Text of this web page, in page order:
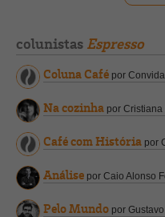
colunistas Espresso
Coluna Café por
Na cozinha por Cristiana
Café com História por
Análise por Caio Alonso
Pelo Mundo por